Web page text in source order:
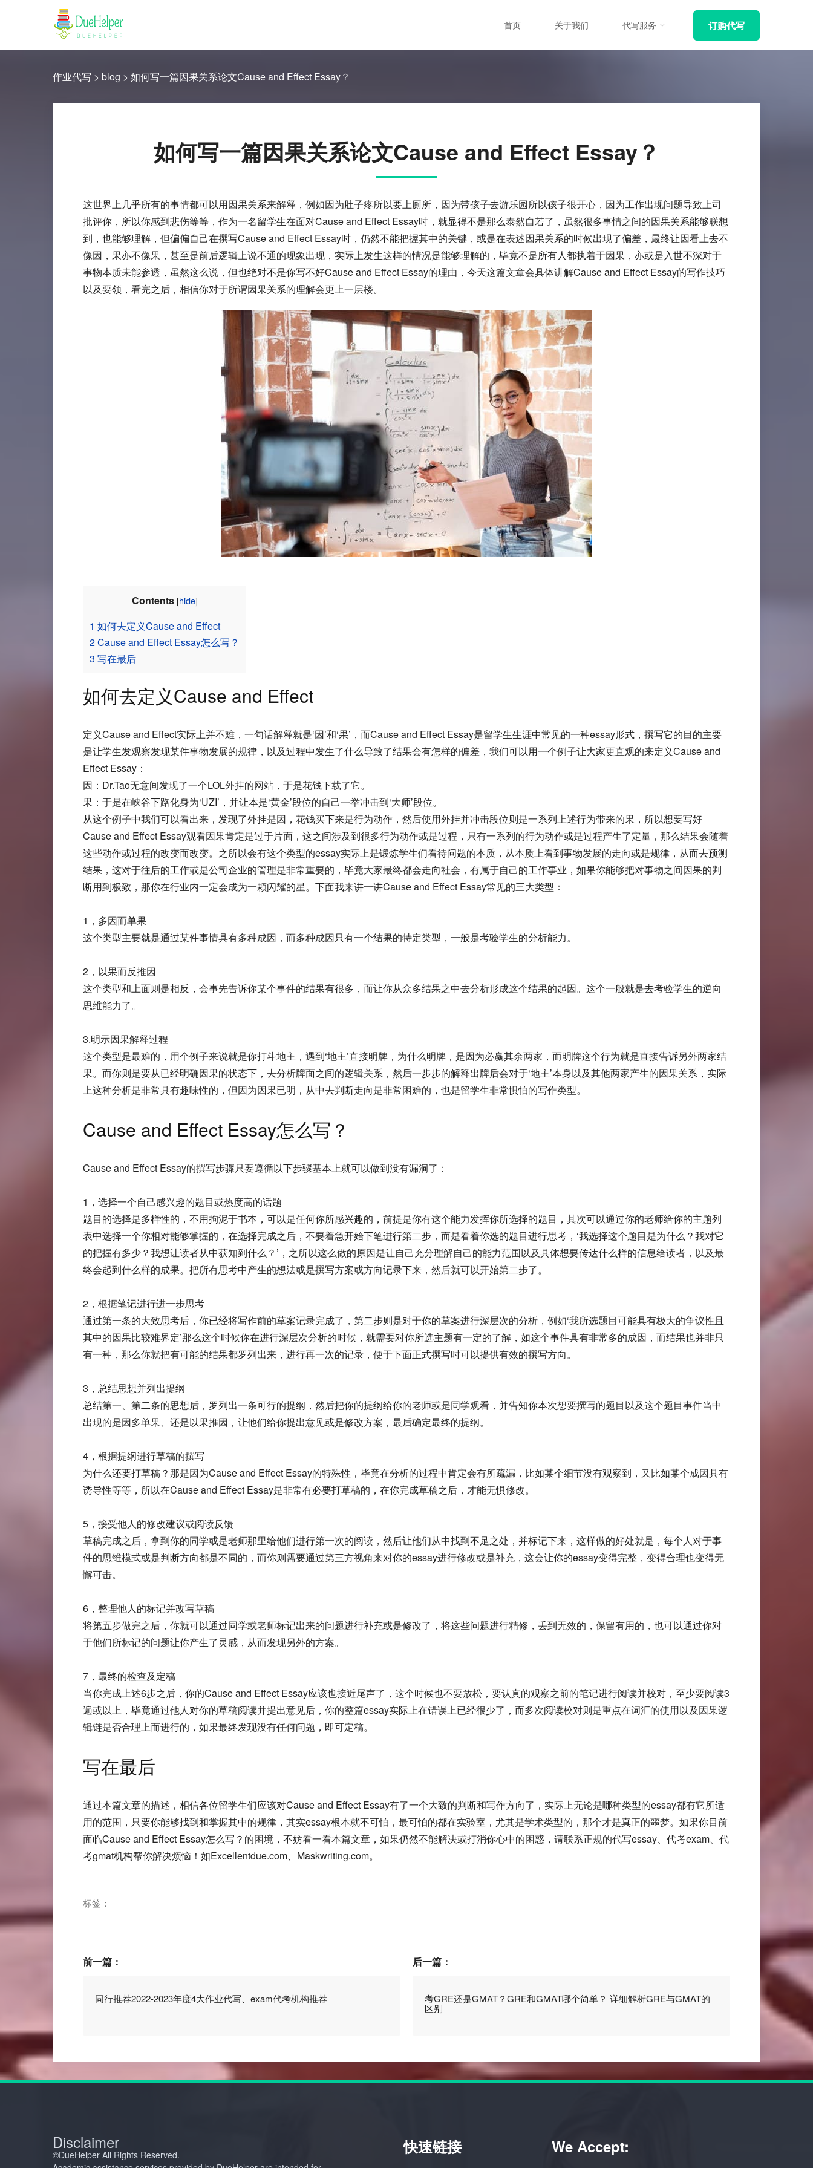
订购代写
首页 关于我们 代写服务
作业代写 > blog > 如何写一篇因果关系论文Cause and Effect Essay？
如何写一篇因果关系论文Cause and Effect Essay？
这世界上几乎所有的事情都可以用因果关系来解释，例如因为肚子疼所以要上厕所，因为带孩子去游乐园所以孩子很开心，因为工作出现问题导致上司
批评你，所以你感到悲伤等等，作为一名留学生在面对Cause and Effect Essay时，就显得不是那么泰然自若了，虽然很多事情之间的因果关系能够联想
到，也能够理解，但偏偏自己在撰写Cause and Effect Essay时，仍然不能把握其中的关键，或是在表述因果关系的时候出现了偏差，最终让因看上去不
像因，果亦不像果，甚至是前后逻辑上说不通的现象出现，实际上发生这样的情况是能够理解的，毕竟不是所有人都执着于因果，亦或是入世不深对于
事物本质未能参透，虽然这么说，但也绝对不是你写不好Cause and Effect Essay的理由，今天这篇文章会具体讲解Cause and Effect Essay的写作技巧
以及要领，看完之后，相信你对于所谓因果关系的理解会更上一层楼。
Contents [hide]
1 如何去定义Cause and Effect
2Cause and Effect Essay怎么写？
3 写在最后
如何去定义Cause and Effect
定义Cause and Effect实际上并不难，一句话解释就是‘因’和‘果’，而Cause and Effect Essay是留学生生涯中常见的一种essay形式，撰写它的目的主要
是让学生发观察发现某件事物发展的规律，以及过程中发生了什么导致了结果会有怎样的偏差，我们可以用一个例子让大家更直观的来定义Cause and
Effect Essay：
因：Dr.Tao无意间发现了一个LOL外挂的网站，于是花钱下载了它。
果：于是在峡谷下路化身为‘UZI’，并让本是‘黄金’段位的自己一举冲击到‘大师’段位。
从这个例子中我们可以看出来，发现了外挂是因，花钱买下来是行为动作，然后使用外挂并冲击段位则是一系列上述行为带来的果，所以想要写好
Cause and Effect Essay观看因果肯定是过于片面，这之间涉及到很多行为动作或是过程，只有一系列的行为动作或是过程产生了定量，那么结果会随着
这些动作或过程的改变而改变。之所以会有这个类型的essay实际上是锻炼学生们看待问题的本质，从本质上看到事物发展的走向或是规律，从而去预测
结果，这对于往后的工作或是公司企业的管理是非常重要的，毕竟大家最终都会走向社会，有属于自己的工作事业，如果你能够把对事物之间因果的判
断用到极致，那你在行业内一定会成为一颗闪耀的星。下面我来讲一讲Cause and Effect Essay常见的三大类型：
1，多因而单果
这个类型主要就是通过某件事情具有多种成因，而多种成因只有一个结果的特定类型，一般是考验学生的分析能力。
2，以果而反推因
这个类型和上面则是相反，会事先告诉你某个事件的结果有很多，而让你从众多结果之中去分析形成这个结果的起因。这个一般就是去考验学生的逆向
思维能力了。
3.明示因果解释过程
这个类型是最难的，用个例子来说就是你打斗地主，遇到‘地主’直接明牌，为什么明牌，是因为必赢其余两家，而明牌这个行为就是直接告诉另外两家结
果。而你则是要从已经明确因果的状态下，去分析牌面之间的逻辑关系，然后一步步的解释出牌后会对于‘地主’本身以及其他两家产生的因果关系，实际
上这种分析是非常具有趣味性的，但因为因果已明，从中去判断走向是非常困难的，也是留学生非常惧怕的写作类型。
Cause and Effect Essay怎么写？
Cause and Effect Essay的撰写步骤只要遵循以下步骤基本上就可以做到没有漏洞了：
1，选择一个自己感兴趣的题目或热度高的话题
题目的选择是多样性的，不用拘泥于书本，可以是任何你所感兴趣的，前提是你有这个能力发挥你所选择的题目，其次可以通过你的老师给你的主题列
表中选择一个你相对能够掌握的，在选择完成之后，不要着急开始下笔进行第二步，而是看着你选的题目进行思考，‘我选择这个题目是为什么？我对它
的把握有多少？我想让读者从中获知到什么？’，之所以这么做的原因是让自己充分理解自己的能力范围以及具体想要传达什么样的信息给读者，以及最
终会起到什么样的成果。把所有思考中产生的想法或是撰写方案或方向记录下来，然后就可以开始第二步了。
2，根据笔记进行进一步思考
通过第一条的大致思考后，你已经将写作前的草案记录完成了，第二步则是对于你的草案进行深层次的分析，例如‘我所选题目可能具有极大的争议性且
其中的因果比较难界定’那么这个时候你在进行深层次分析的时候，就需要对你所选主题有一定的了解，如这个事件具有非常多的成因，而结果也并非只
有一种，那么你就把有可能的结果都罗列出来，进行再一次的记录，便于下面正式撰写时可以提供有效的撰写方向。
3，总结思想并列出提纲
总结第一、第二条的思想后，罗列出一条可行的提纲，然后把你的提纲给你的老师或是同学观看，并告知你本次想要撰写的题目以及这个题目事件当中
出现的是因多单果、还是以果推因，让他们给你提出意见或是修改方案，最后确定最终的提纲。
4，根据提纲进行草稿的撰写
为什么还要打草稿？那是因为Cause and Effect Essay的特殊性，毕竟在分析的过程中肯定会有所疏漏，比如某个细节没有观察到，又比如某个成因具有
诱导性等等，所以在Cause and Effect Essay是非常有必要打草稿的，在你完成草稿之后，才能无惧修改。
5，接受他人的修改建议或阅读反馈
草稿完成之后，拿到你的同学或是老师那里给他们进行第一次的阅读，然后让他们从中找到不足之处，并标记下来，这样做的好处就是，每个人对于事
件的思维模式或是判断方向都是不同的，而你则需要通过第三方视角来对你的essay进行修改或是补充，这会让你的essay变得完整，变得合理也变得无
懈可击。
6，整理他人的标记并改写草稿
将第五步做完之后，你就可以通过同学或老师标记出来的问题进行补充或是修改了，将这些问题进行精修，丢到无效的，保留有用的，也可以通过你对
于他们所标记的问题让你产生了灵感，从而发现另外的方案。
7，最终的检查及定稿
当你完成上述6步之后，你的Cause and Effect Essay应该也接近尾声了，这个时候也不要放松，要认真的观察之前的笔记进行阅读并校对，至少要阅读3
遍或以上，毕竟通过他人对你的草稿阅读并提出意见后，你的整篇essay实际上在错误上已经很少了，而多次阅读校对则是重点在词汇的使用以及因果逻
辑链是否合理上而进行的，如果最终发现没有任何问题，即可定稿。
写在最后
通过本篇文章的描述，相信各位留学生们应该对Cause and Effect Essay有了一个大致的判断和写作方向了，实际上无论是哪种类型的essay都有它所适
用的范围，只要你能够找到和掌握其中的规律，其实essay根本就不可怕，最可怕的都在实验室，尤其是学术类型的，那个才是真正的噩梦。如果你目前
面临Cause and Effect Essay怎么写？的困境，不妨看一看本篇文章，如果仍然不能解决或打消你心中的困惑，请联系正规的代写essay、代考exam、代
考gmat机构帮你解决烦恼！如Excellentdue.com、Maskwriting.com。
标签：
前一篇：
同行推荐2022-2023年度4大作业代写、exam代考机构推荐
后一篇：
考GRE还是GMAT？GRE和GMAT哪个简单？ 详细解析GRE与GMAT的
区别
Disclaimer
©️DueHelper All Rights Reserved.
快速链接 We Accept: